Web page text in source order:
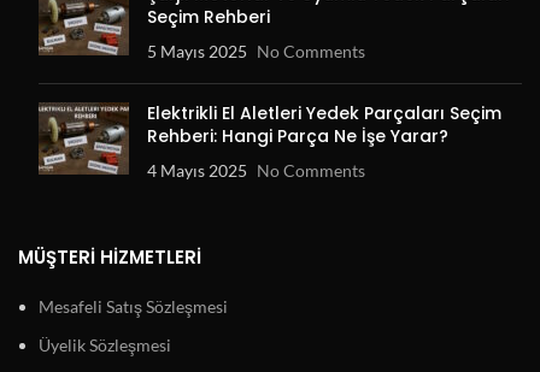
Seçim Rehberi
5 Mayıs 2025 No Comments
Elektrikli El Aletleri Yedek Parçaları Seçim
Rehberi: Hangi Parça Ne İşe Yarar?
4 Mayıs 2025 No Comments
MÜŞTERI HIZMETLERI
Mesafeli Satış Sözleşmesi
Üyelik Sözleşmesi